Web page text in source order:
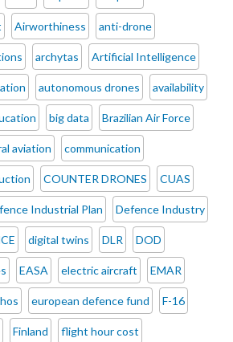
Airworthiness anti-drone
archytas Artificial Intelligence
autonomous drones availability
big data Brazilian Air Force
aviation communication
COUNTER DRONES CUAS
Industrial Plan Defence Industry
digital twins DLR DOD
EASA electric aircraft EMAR
european defence fund F-16
Finland flight hour cost